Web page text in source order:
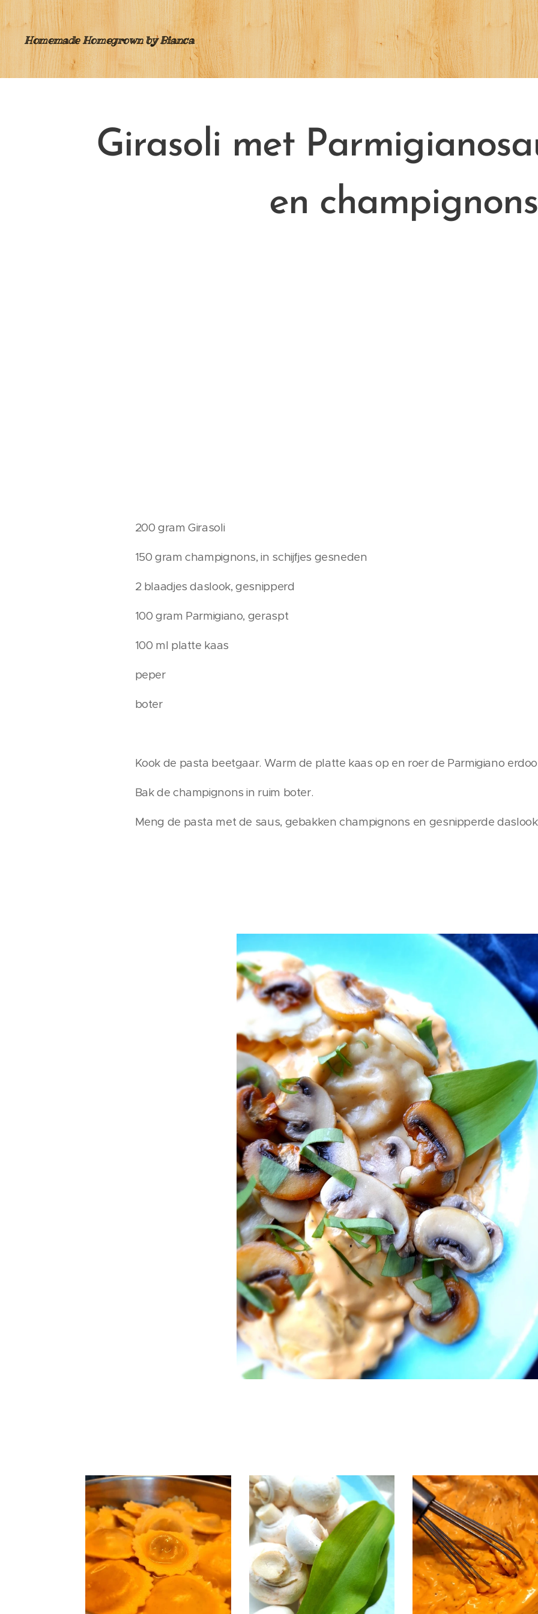
Homemade Homegrown by Bianca
Girasoli met
en champignons
200 gram Girasoli
150 gram champignons, in schijfjes gesneden
2 blaadjes daslook, gesnipperd
100 gram Parmigiano, geraspt
100 ml platte kaas
peper
boter
Kook de pasta beetgaar. Warm de platte kaas op en roer de Parmigiano
Bak de champignons in ruim boter.
Meng de pasta met de saus, gebakken champignons en gesnipperde